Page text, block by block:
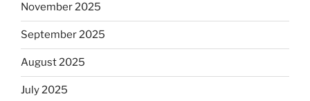
November 2025
September 2025
August 2025
July 2025